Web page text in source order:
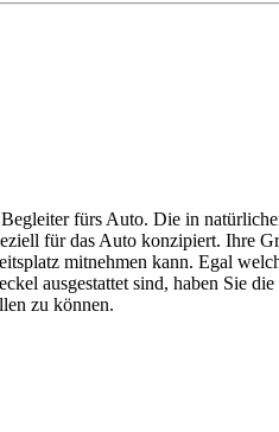
fürs Auto. Die in
für das Auto konzipiert. Ihre
mitnehmen kann. Egal
ausgestattet sind, haben Sie
zu können.